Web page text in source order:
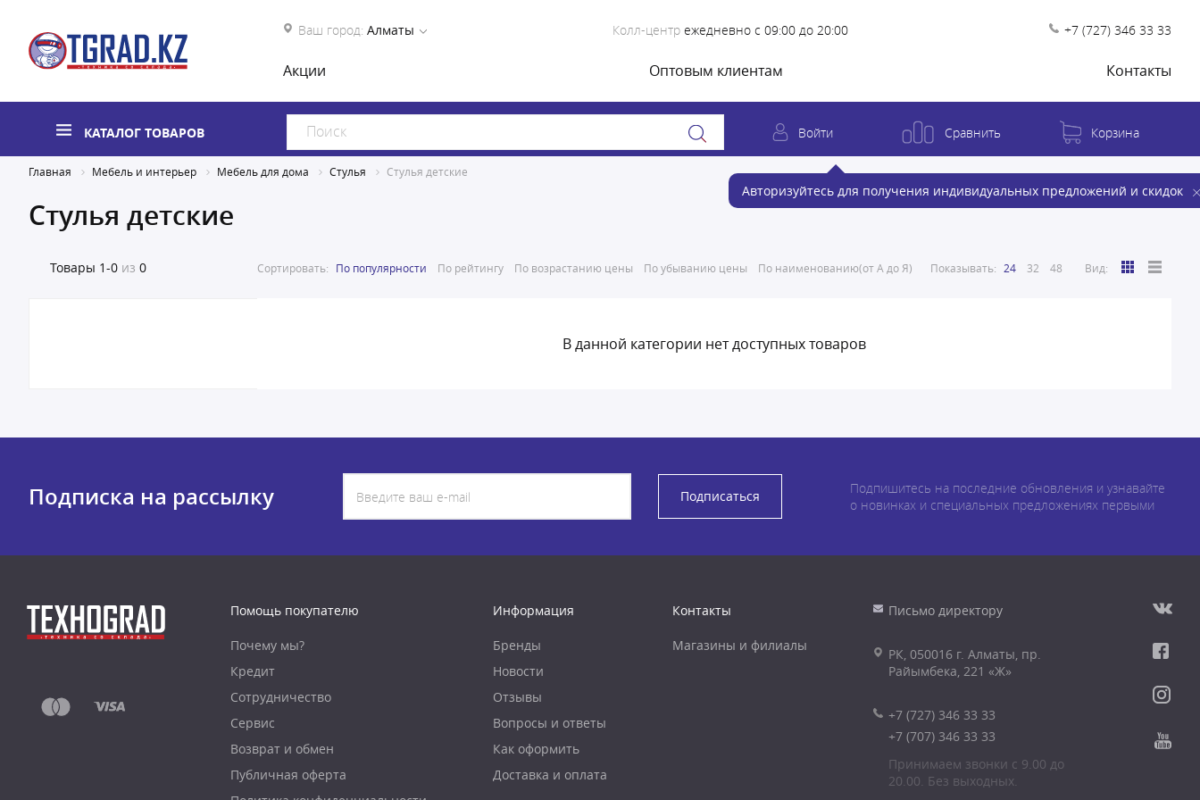
Ваш город: Алматы Колл-центр ежедневно с 09:00 до 20:00 +7 (727) 346 33 33
Акции Оптовым клиентам Контакты
КАТАЛОГ ТОВАРОВ Войти
Авторизуйтесь для получения индивидуальных предложений и скидок
Сравнить Корзина
Главная Мебель и интерьер Мебель для дома Стулья Стулья детские
Стулья детские
Товары 1-0 из 0 Сортировать: По популярности По рейтингу По возрастанию цены По убыванию цены По наименованию(от А до Я) Показывать: 24 32 48 Вид:
В данной категории нет доступных товаров
Подписка на рассылку Подписаться
Подпишитесь на последние обновления и узнавайте
о новинках и специальных предложениях первыми
Помощь покупателю
Почему мы?
Кредит
Сотрудничество
Сервис
Возврат и обмен
Публичная оферта
Информация
Бренды
Новости
Отзывы
Вопросы и ответы
Как оформить
Доставка и оплата
Контакты
Магазины и филиалы
Письмо директору
РК, 050016 г. Алматы, пр.
Райымбека, 221 «Ж»
+7 (727) 346 33 33
+7 (707) 346 33 33
Принимаем звонки с 9.00 до
20.00. Без выходных.